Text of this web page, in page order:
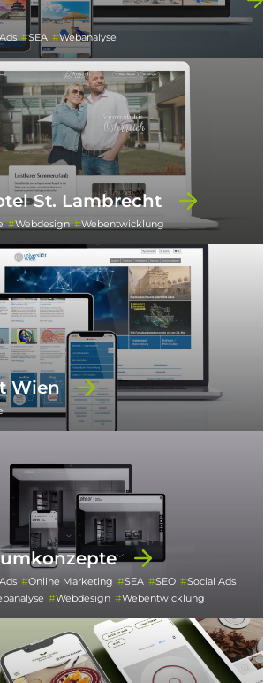
SEA Webanalyse
St. Lambrecht
Webdesign Webentwicklung
Wien
Online Marketing SEA SEO
Social Ads
Webdesign Webentwicklung